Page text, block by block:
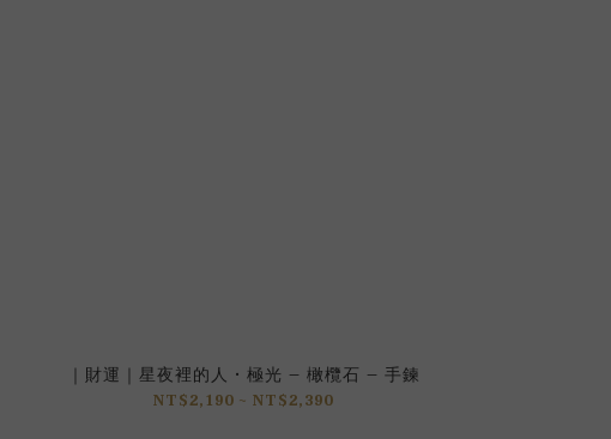
｜財運｜星夜裡的人 • 極光 – 橄欖石 – 手鍊
NT$2,190 ~ NT$2,390